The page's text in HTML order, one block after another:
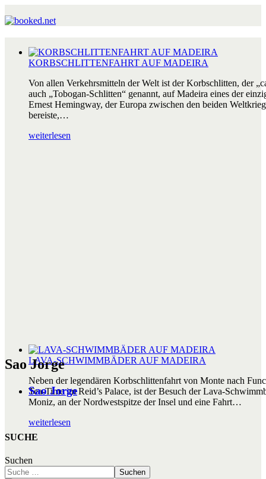
KORBSCHLITTENFAHRT AUF MADEIRA
Von allen Verkehrsmitteln der Welt ist der Korbschlitten, der
auch „Tobogan-Schlitten“ genannt, auf Madeira eines der
Ernest Hemingway, der Europa zwischen den beiden
bereiste,…
weiterlesen
LAVA-SCHWIMMBÄDER AUF MADEIRA
Neben der legendären Korbschlittenfahrt von Monte nach
Tea-Time im Reid’s Palace, ist der Besuch der Lava-
Moniz, an der Nordwestspitze der Insel und eine Fahrt…
weiterlesen
Sao Jorge
Sao Jorge
SUCHE
Suchen
Suchen